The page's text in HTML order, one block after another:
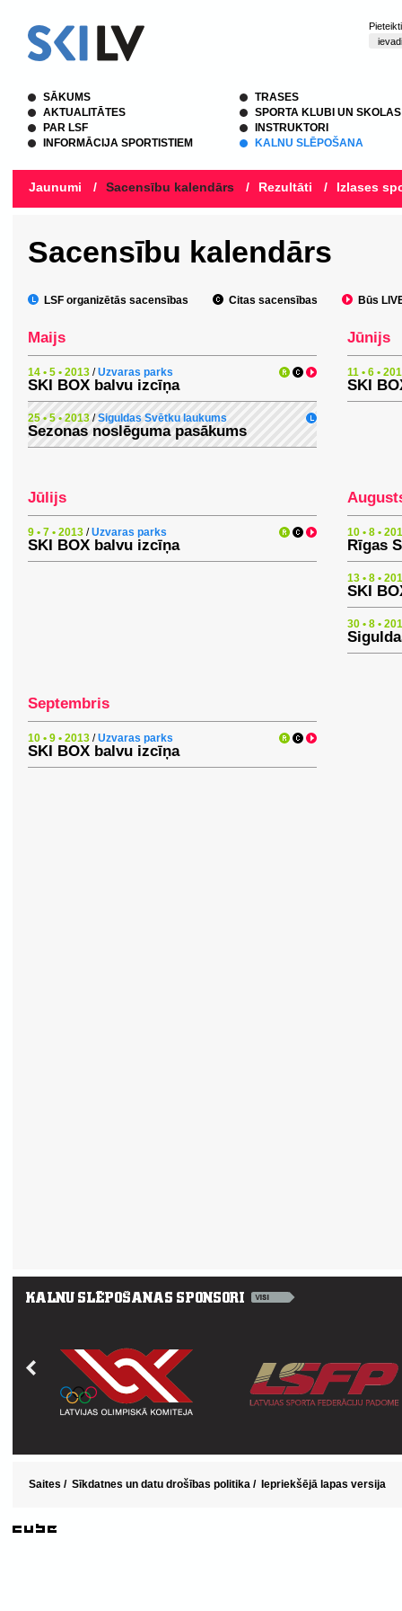
SĀKUMS
AKTUALITĀTES
PAR LSF
INFORMĀCIJA SPORTISTIEM
TRASES
SPORTA KLUBI UN SKOLAS
INSTRUKTORI
KALNU SLĒPOŠANA
Jaunumi / Sacensību kalendārs / Rezultāti / Izlases
Sacensību kalendārs
LSF organizētās sacensības Citas sacensības Būs
Maijs
14 • 5 • 2013 /Uzvaras parks
SKI BOX balvu izcīņa
25 • 5 • 2013 /Siguldas Svētku laukums
Sezonas noslēguma pasākums
Jūnijs
11 • 6 •
SKI
Jūlijs
9 • 7 • 2013 /Uzvaras parks
SKI BOX balvu izcīņa
10 • 8 •
Rīgas
13 • 8 •
SKI
30 • 8 •
Septembris
10 • 9 • 2013 /Uzvaras parks
SKI BOX balvu izcīņa
Saites / Sīkdatnes un datu drošības politika / Iepriekšējā lapas versija